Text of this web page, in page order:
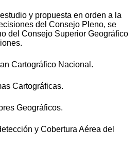
y propuesta en orden a la
del Consejo Pleno, se
del Consejo Superior Geográfico
Cartográfico Nacional.
Cartográficas.
Geográficos.
y Cobertura Aérea del